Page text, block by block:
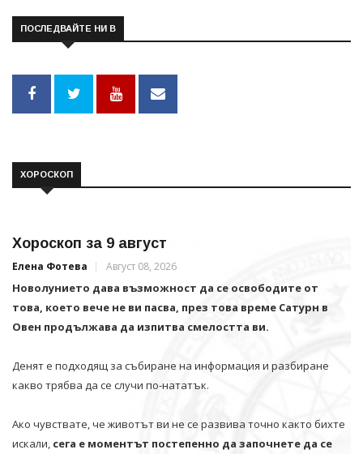
ПОСЛЕДВАЙТЕ НИ В
ХОРОСКОП
Хороскоп за 9 август
Елена Фотева Август 08, 2026
Новолунието дава възможност да се освободите от
това, което вече не ви пасва, през това време Сатурн в
Овен продължава да изпитва смелостта ви.
Денят е подходящ за събиране на информация и разбиране
какво трябва да се случи по-нататък.
Ако чувствате, че животът ви не се развива точно както бихте
искали, сега е моментът постепенно да започнете да се